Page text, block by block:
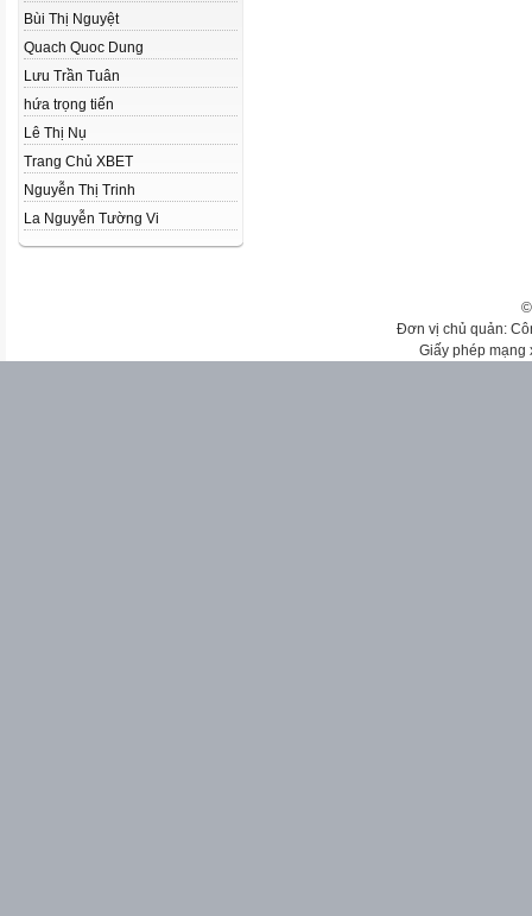
Bùi Thị Nguyệt
Quach Quoc Dung
Lưu Trần Tuân
hứa trọng tiến
Lê Thị Nụ
Trang Chủ XBET
Nguyễn Thị Trinh
La Nguyễn Tường Vi
Đơn vị chủ quản:
Giấy phép mạng